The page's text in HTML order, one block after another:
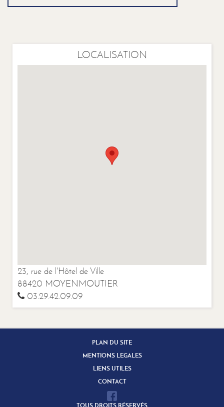
LOCALISATION
23, rue de l'Hôtel de Ville
88420 MOYENMOUTIER
03.29.42.09.09
PLAN DU SITE
MENTIONS LEGALES
LIENS UTILES
CONTACT
TOUS DROITS RÉSERVÉS